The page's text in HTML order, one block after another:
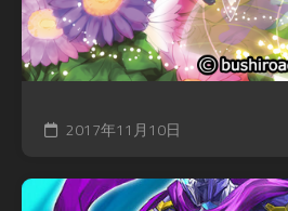
2017年11月10日